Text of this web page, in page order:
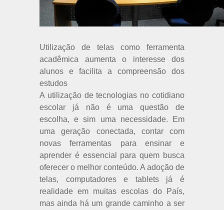
Utilização de telas como ferramenta
acadêmica aumenta o interesse dos
alunos e facilita a compreensão dos
estudos
A utilização de tecnologias no cotidiano
escolar já não é uma questão de
escolha, e sim uma necessidade. Em
uma geração conectada, contar com
novas ferramentas para ensinar e
aprender é essencial para quem busca
oferecer o melhor conteúdo. A adoção de
telas, computadores e tablets já é
realidade em muitas escolas do País,
mas ainda há um grande caminho a ser